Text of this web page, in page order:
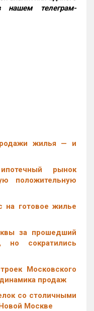
нашем телеграм-
жилья — и
рынок
положительную
на готовое жилье
за прошедший
но сократились
Московского
продаж
со столичными
Москве